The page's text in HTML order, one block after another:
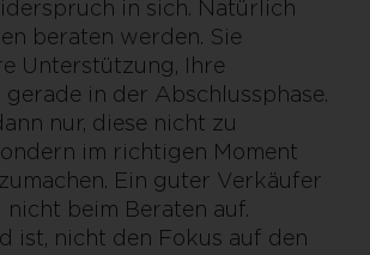
in sich. Natürlich
beraten werden. Sie
Unterstützung, Ihre
gerade in der Abschlussphase.
nur, diese nicht zu
im richtigen Moment
Ein guter Verkäufer
nicht beim Beraten auf.
ist, nicht den Fokus auf den